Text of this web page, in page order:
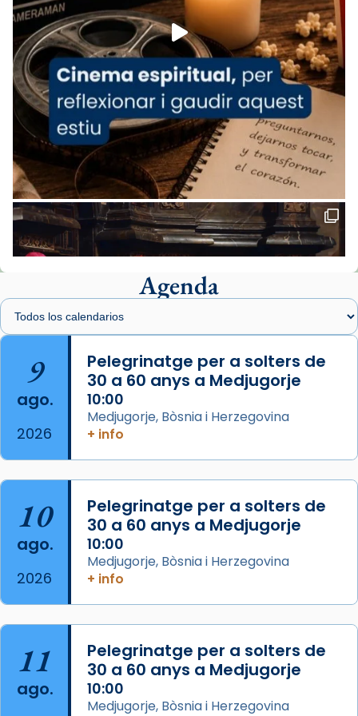
View on Facebook · Share
Arquebisbat de Barcelona
2 weeks ago
«Avui les santes Juliana i Semproniana ens
ajuden a alçar la mirada»
Mons. Sergi Gordo, bisbe de Tortosa, ha
presidit aquest 27 de juliol la missa de Les
Santes de Mataró.
🔗tinyurl.com/cvu5jmbk
📸 J. Merino
de Barcelona.
2 weeks ago
Aquest dilluns, 27 de juliol, ha tingut lloc la
missa d’acció de gràcies en agraïment al
comitè organitzador de la visita apostòlica
del Sant Pare Lleó XIV a Barcelona, i als
col·laboradors, a la Catedral de Barcelona.
L’arquebisbe de Barcelona, el cardenal Joan
Josep Omella, ha presidit la missa i l’ha
concelebrat el bisbe auxiliar de Barcelona,
Mons. David Abadías.
📸 Dr. G. Simón
Foto
View on Facebook · Share
Arquebisbat de Barcelona
2 weeks ago
Agenda
9
ago.
2026
Pelegrinatge per a solters de
30 a 60 anys a Medjugorje
10:00
Medjugorje, Bòsnia i Herzegovina
+ info
10
ago.
2026
Pelegrinatge per a solters de
30 a 60 anys a Medjugorje
10:00
Medjugorje, Bòsnia i Herzegovina
+ info
11
ago.
Pelegrinatge per a solters de
30 a 60 anys a Medjugorje
10:00
Medjugorje, Bòsnia i Herzegovina